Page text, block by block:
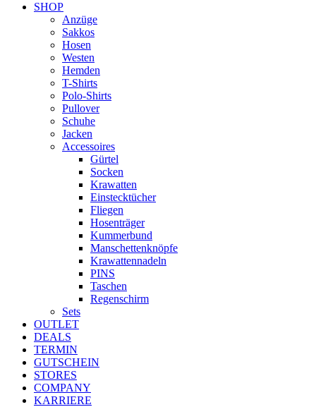
SHOP
Anzüge
Sakkos
Hosen
Westen
Hemden
T-Shirts
Polo-Shirts
Pullover
Schuhe
Jacken
Accessoires
Gürtel
Socken
Krawatten
Einstecktücher
Fliegen
Hosenträger
Kummerbund
Manschettenknöpfe
Krawattennadeln
PINS
Taschen
Regenschirm
Sets
OUTLET
DEALS
TERMIN
GUTSCHEIN
STORES
COMPANY
KARRIERE